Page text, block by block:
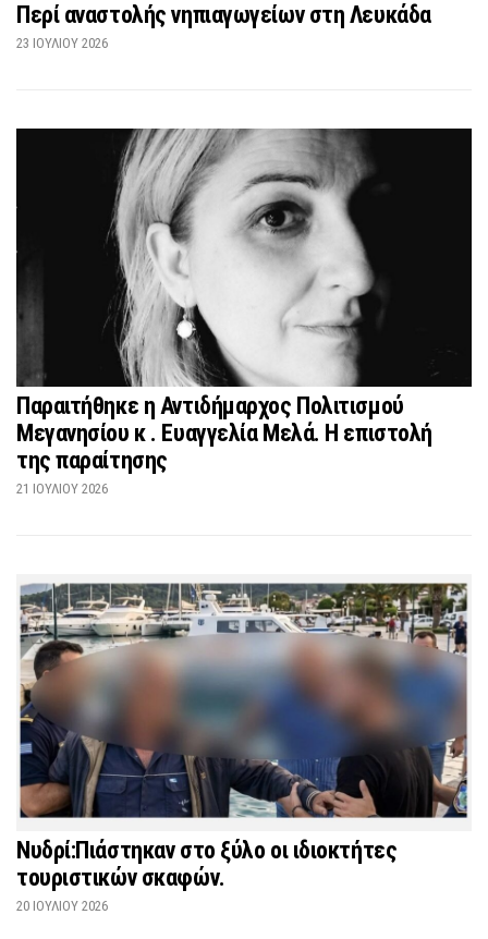
Περί αναστολής νηπιαγωγείων στη Λευκάδα
23 ΙΟΥΛΊΟΥ 2026
Παραιτήθηκε η Αντιδήμαρχος Πολιτισμού
Μεγανησίου κ . Ευαγγελία Μελά. Η επιστολή
της παραίτησης
21 ΙΟΥΛΊΟΥ 2026
Νυδρί:Πιάστηκαν στο ξύλο οι ιδιοκτήτες
τουριστικών σκαφών.
20 ΙΟΥΛΊΟΥ 2026